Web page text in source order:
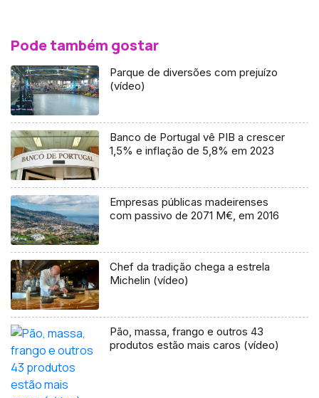
Pode também gostar
Parque de diversões com prejuízo
(vídeo)
Banco de Portugal vê PIB a crescer
1,5% e inflação de 5,8% em 2023
Empresas públicas madeirenses
com passivo de 2071 M€, em 2016
Chef da tradição chega a estrela
Michelin (vídeo)
Pão, massa, frango e outros 43
produtos estão mais caros (vídeo)